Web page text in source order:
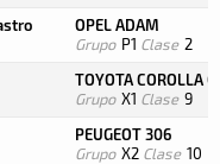
OPEL ADAM
Grupo P1 Clase 2
TOYOTA COROLLA
Grupo X1 Clase 9
PEUGEOT 306
Grupo X2 Clase 10